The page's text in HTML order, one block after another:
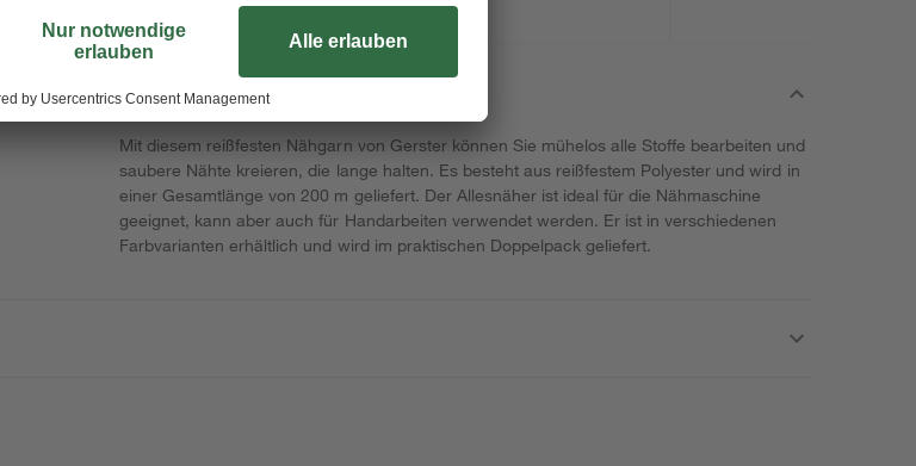
Mit diesem reißfesten Nähgarn von Gerster können Sie mühelos alle Stoffe bearbeiten und
saubere Nähte kreieren, die lange halten. Es besteht aus reißfestem Polyester und wird in
einer Gesamtlänge von 200 m geliefert. Der Allesnäher ist ideal für die Nähmaschine
geeignet, kann aber auch für Handarbeiten verwendet werden. Er ist in verschiedenen
Farbvarianten erhältlich und wird im praktischen Doppelpack geliefert.